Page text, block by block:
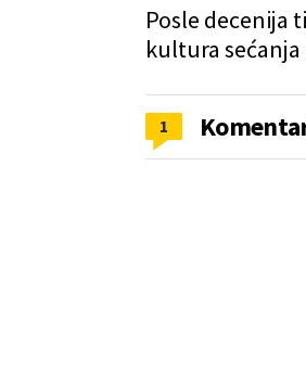
Posle decenija
kultura
1